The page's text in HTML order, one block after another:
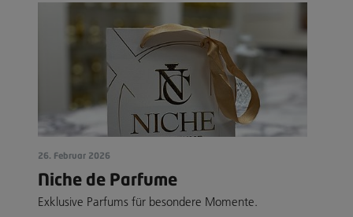
26. Februar 2026
Niche de Parfume
Exklusive Parfums für besondere Momente.